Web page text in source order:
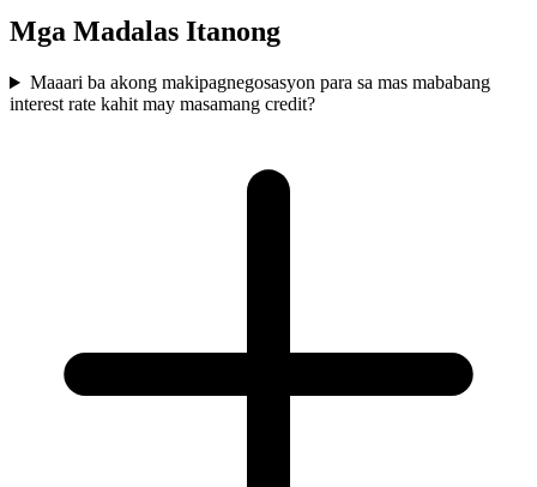
Mga Madalas Itanong
Maaari ba akong makipagnegosasyon para sa mas mababang
interest rate kahit may masamang credit?